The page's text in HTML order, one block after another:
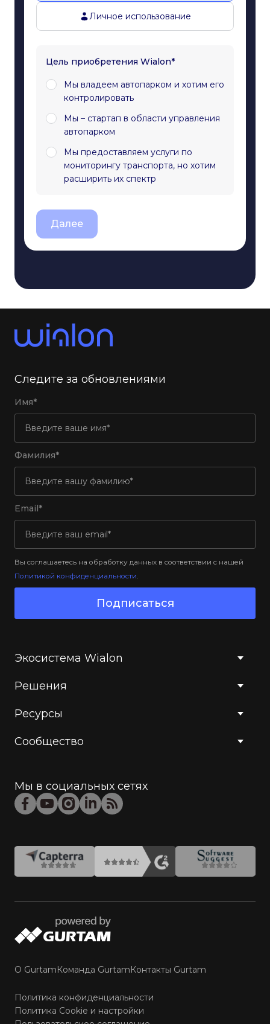
Личное использование
Цель приобретения Wialon*
Мы владеем автопарком и хотим его
контролировать
Мы – стартап в области управления
автопарком
Мы предоставляем услуги по
мониторингу транспорта, но хотим
расширить их спектр
Далее
Следите за обновлениями
Имя*
Фамилия*
Email*
Вы соглашаетесь на обработку данных в соответствии с нашей
Политикой конфиденциальности
Подписаться
Экосистема Wialon
Решения
Ресурсы
Сообщество
Мы в социальных сетях
О Gurtam Команда Gurtam Контакты Gurtam
Политика конфиденциальности
Политика Cookie и настройки